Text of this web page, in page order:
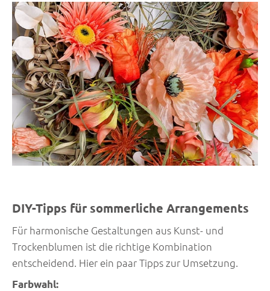
DIY-Tipps für sommerliche Arrangements
Für harmonische Gestaltungen aus Kunst- und
Trockenblumen ist die richtige Kombination
entscheidend. Hier ein paar Tipps zur Umsetzung.
Farbwahl: